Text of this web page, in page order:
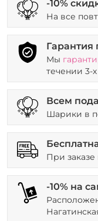
-10%
На все
Гарантия
Мы
течении 3-х
Всем
Шарики в
При заказе
-10% на